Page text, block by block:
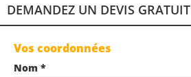
DEMANDEZ UN DEVIS GRATUIT
Vos coordonnées
Nom *